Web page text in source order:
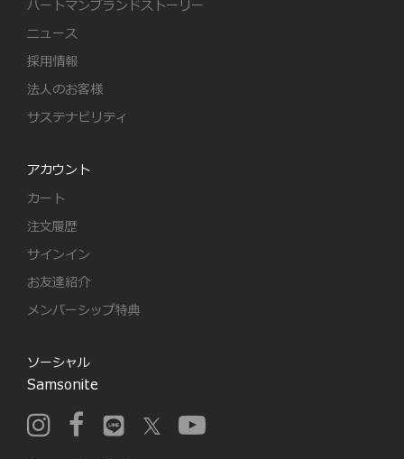
ハートマンブランドストーリー
ニュース
採用情報
法人のお客様
サステナビリティ
アカウント
カート
注文履歴
サインイン
お友達紹介
メンバーシップ特典
ソーシャル
Samsonite